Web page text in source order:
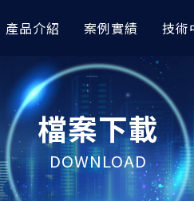
產品介紹
高階非線性
OptiStruct
Radioss
AMDC材料
HyperLife
案例實績
太
』｜
散熱器性能
車前叉CAE
AI 數據分
以 AI 進行空
以AI數據分
RapidMiner
以AI完成水
技術
｜CAE與AI技
｜Altair CAE
技術專欄
AI 圖像智能
如何讓
OptiStruct：
如何在多級
檔案下載
DOWNLOAD